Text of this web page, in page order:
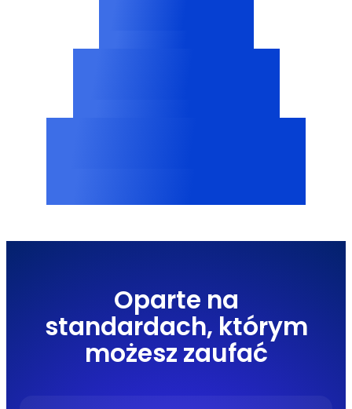
Oparte na
standardach, którym
możesz zaufać